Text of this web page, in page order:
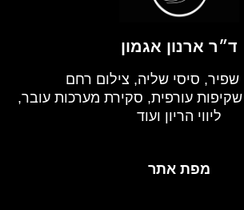
ד״ר ארנון אגמון
שפיר, סיסי שליה, צילום רחם
עורפית, סקירת מערכות עובר,
ליווי הריון ועוד
מפת אתר